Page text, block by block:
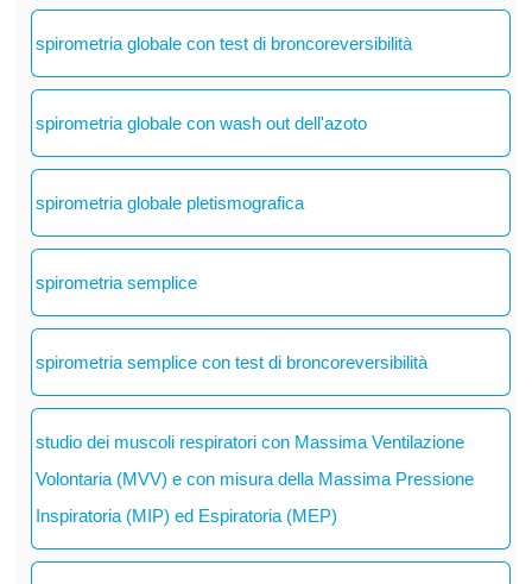
spirometria globale con test di broncoreversibilità
spirometria globale con wash out dell'azoto
spirometria globale pletismografica
spirometria semplice
spirometria semplice con test di broncoreversibilità
studio dei muscoli respiratori con Massima Ventilazione
Volontaria (MVV) e con misura della Massima Pressione
Inspiratoria (MIP) ed Espiratoria (MEP)